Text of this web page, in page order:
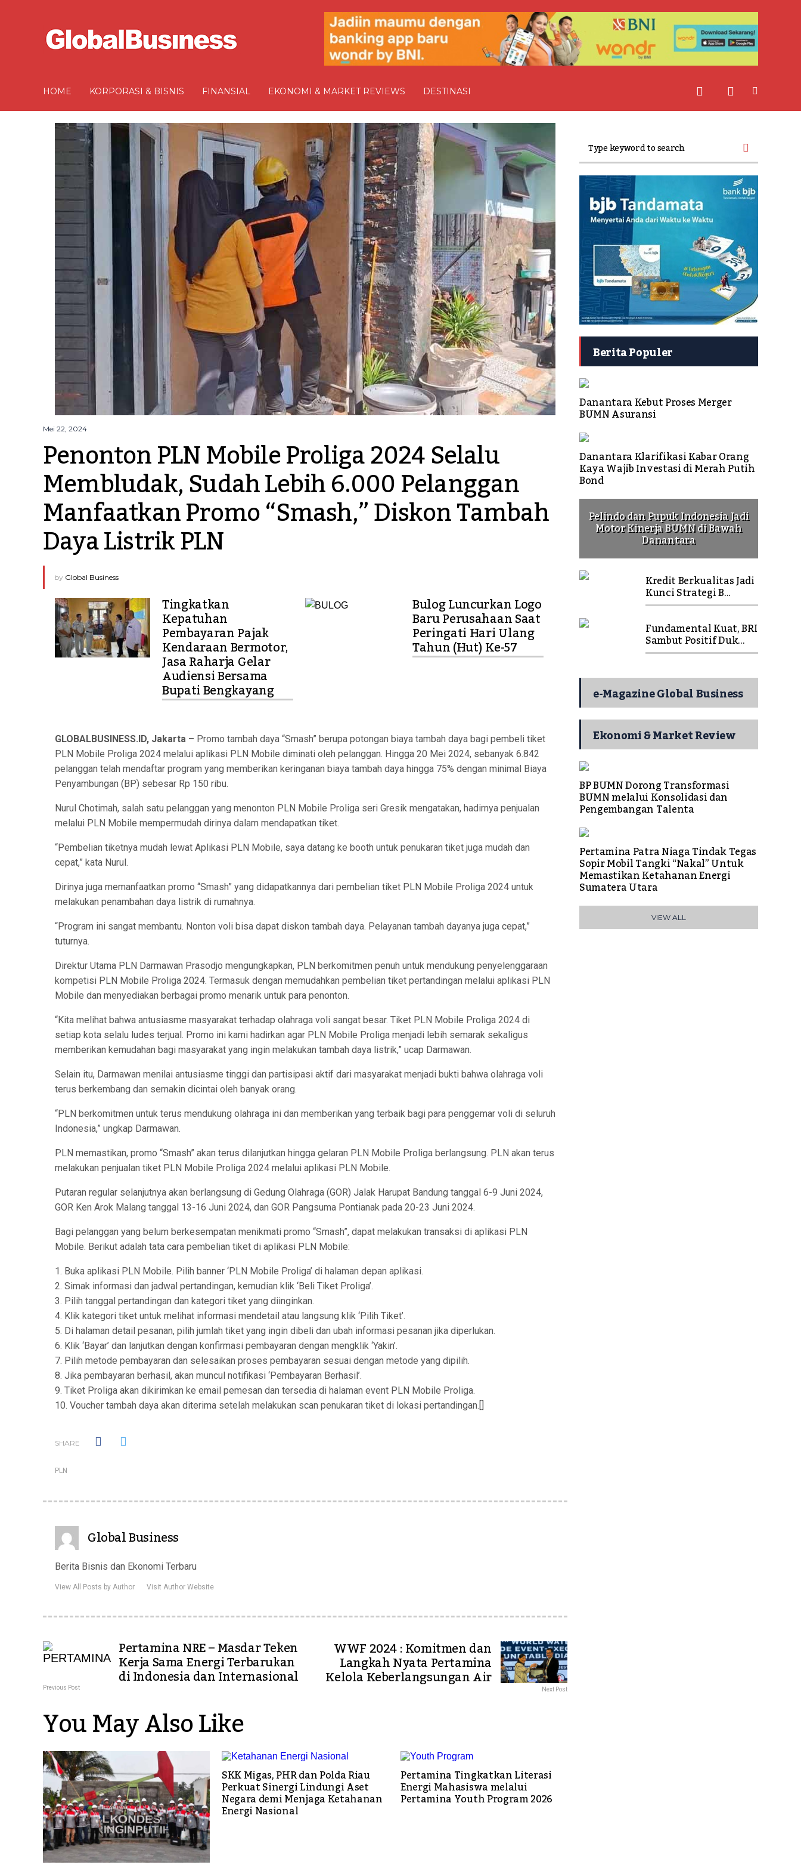
HOME KORPORASI & BISNIS FINANSIAL EKONOMI & MARKET REVIEWS DESTINASI
Mei 22, 2024
Penonton PLN Mobile Proliga 2024 Selalu
Membludak, Sudah Lebih 6.000 Pelanggan
Manfaatkan Promo “Smash,” Diskon Tambah
Daya Listrik PLN
by Global Business
Tingkatkan
Kepatuhan
Pembayaran Pajak
Kendaraan Bermotor,
Jasa Raharja Gelar
Audiensi Bersama
Bupati Bengkayang
Bulog Luncurkan Logo
Baru Perusahaan Saat
Peringati Hari Ulang
Tahun (Hut) Ke-57
GLOBALBUSINESS.ID, Jakarta – Promo tambah daya “Smash” berupa potongan biaya tambah daya bagi pembeli tiket
PLN Mobile Proliga 2024 melalui aplikasi PLN Mobile diminati oleh pelanggan. Hingga 20 Mei 2024, sebanyak 6.842
pelanggan telah mendaftar program yang memberikan keringanan biaya tambah daya hingga 75% dengan minimal Biaya
Penyambungan (BP) sebesar Rp 150 ribu.
Nurul Chotimah, salah satu pelanggan yang menonton PLN Mobile Proliga seri Gresik mengatakan, hadirnya penjualan
melalui PLN Mobile mempermudah dirinya dalam mendapatkan tiket.
“Pembelian tiketnya mudah lewat Aplikasi PLN Mobile, saya datang ke booth untuk penukaran tiket juga mudah dan
cepat,” kata Nurul.
Dirinya juga memanfaatkan promo “Smash” yang didapatkannya dari pembelian tiket PLN Mobile Proliga 2024 untuk
melakukan penambahan daya listrik di rumahnya.
“Program ini sangat membantu. Nonton voli bisa dapat diskon tambah daya. Pelayanan tambah dayanya juga cepat,”
tuturnya.
Direktur Utama PLN Darmawan Prasodjo mengungkapkan, PLN berkomitmen penuh untuk mendukung penyelenggaraan
kompetisi PLN Mobile Proliga 2024. Termasuk dengan memudahkan pembelian tiket pertandingan melalui aplikasi PLN
Mobile dan menyediakan berbagai promo menarik untuk para penonton.
“Kita melihat bahwa antusiasme masyarakat terhadap olahraga voli sangat besar. Tiket PLN Mobile Proliga 2024 di
setiap kota selalu ludes terjual. Promo ini kami hadirkan agar PLN Mobile Proliga menjadi lebih semarak sekaligus
memberikan kemudahan bagi masyarakat yang ingin melakukan tambah daya listrik,” ucap Darmawan.
Selain itu, Darmawan menilai antusiasme tinggi dan partisipasi aktif dari masyarakat menjadi bukti bahwa olahraga voli
terus berkembang dan semakin dicintai oleh banyak orang.
“PLN berkomitmen untuk terus mendukung olahraga ini dan memberikan yang terbaik bagi para penggemar voli di seluruh
Indonesia,” ungkap Darmawan.
PLN memastikan, promo “Smash” akan terus dilanjutkan hingga gelaran PLN Mobile Proliga berlangsung. PLN akan terus
melakukan penjualan tiket PLN Mobile Proliga 2024 melalui aplikasi PLN Mobile.
Putaran regular selanjutnya akan berlangsung di Gedung Olahraga (GOR) Jalak Harupat Bandung tanggal 6-9 Juni 2024,
GOR Ken Arok Malang tanggal 13-16 Juni 2024, dan GOR Pangsuma Pontianak pada 20-23 Juni 2024.
Bagi pelanggan yang belum berkesempatan menikmati promo “Smash”, dapat melakukan transaksi di aplikasi PLN
Mobile. Berikut adalah tata cara pembelian tiket di aplikasi PLN Mobile:
1. Buka aplikasi PLN Mobile. Pilih banner ‘PLN Mobile Proliga’ di halaman depan aplikasi.
2. Simak informasi dan jadwal pertandingan, kemudian klik ‘Beli Tiket Proliga’.
3. Pilih tanggal pertandingan dan kategori tiket yang diinginkan.
4. Klik kategori tiket untuk melihat informasi mendetail atau langsung klik ‘Pilih Tiket’.
5. Di halaman detail pesanan, pilih jumlah tiket yang ingin dibeli dan ubah informasi pesanan jika diperlukan.
6. Klik ‘Bayar’ dan lanjutkan dengan konfirmasi pembayaran dengan mengklik ‘Yakin’.
7. Pilih metode pembayaran dan selesaikan proses pembayaran sesuai dengan metode yang dipilih.
8. Jika pembayaran berhasil, akan muncul notifikasi ‘Pembayaran Berhasil’.
9. Tiket Proliga akan dikirimkan ke email pemesan dan tersedia di halaman event PLN Mobile Proliga.
10. Voucher tambah daya akan diterima setelah melakukan scan penukaran tiket di lokasi pertandingan.[]
SHARE
PLN
Global Business
Berita Bisnis dan Ekonomi Terbaru
View All Posts by Author Visit Author Website
Pertamina NRE – Masdar Teken
Kerja Sama Energi Terbarukan
di Indonesia dan Internasional
Previous Post
WWF 2024 : Komitmen dan
Langkah Nyata Pertamina
Kelola Keberlangsungan Air Next Post
You May Also Like
SKK Migas, PHR dan Polda Riau
Perkuat Sinergi Lindungi Aset
Negara demi Menjaga Ketahanan
Energi Nasional
Pertamina Tingkatkan Literasi
Energi Mahasiswa melalui
Pertamina Youth Program 2026
Berita Populer
Danantara Kebut Proses Merger
BUMN Asuransi
Danantara Klarifikasi Kabar Orang
Kaya Wajib Investasi di Merah Putih
Bond
Pelindo dan Pupuk Indonesia Jadi
Motor Kinerja BUMN di Bawah
Danantara
Kredit Berkualitas Jadi
Kunci Strategi B...
Fundamental Kuat, BRI
Sambut Positif Duk...
e-Magazine Global Business
Ekonomi & Market Review
BP BUMN Dorong Transformasi
BUMN melalui Konsolidasi dan
Pengembangan Talenta
Pertamina Patra Niaga Tindak Tegas
Sopir Mobil Tangki “Nakal” Untuk
Memastikan Ketahanan Energi
Sumatera Utara
VIEW ALL